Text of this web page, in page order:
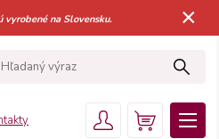
vyrobené na Slovensku. ×